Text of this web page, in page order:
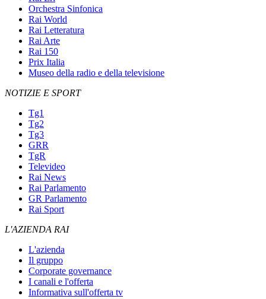
Orchestra Sinfonica
Rai World
Rai Letteratura
Rai Arte
Rai 150
Prix Italia
Museo della radio e della televisione
NOTIZIE E SPORT
Tg1
Tg2
Tg3
GRR
TgR
Televideo
Rai News
Rai Parlamento
GR Parlamento
Rai Sport
L'AZIENDA RAI
L'azienda
Il gruppo
Corporate governance
I canali e l'offerta
Informativa sull'offerta tv